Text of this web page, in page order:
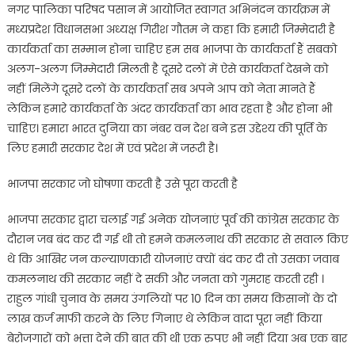
नगर पालिका परिषद पसान में आयोजित स्वागत अभिनंदन कार्यक्रम में
मध्यप्रदेश विधानसभा अध्यक्ष गिरीश गौतम ने कहा कि हमारी जिम्मेदारी है
कार्यकर्ता का सम्मान होना चाहिए हम सब भाजपा के कार्यकर्ता हैं सबको
अलग-अलग जिम्मेदारी मिलती है दूसरे दलों में ऐसे कार्यकर्ता देखने को
नहीं मिलेंगे दूसरे दलों के कार्यकर्ता सब अपने आप को नेता मानते हैं
लेकिन हमारे कार्यकर्ता के अंदर कार्यकर्ता का भाव रहता है और होना भी
चाहिए। हमारा भारत दुनिया का नंबर वन देश बने इस उद्देश्य की पूर्ति के
लिए हमारी सरकार देश में एवं प्रदेश में जरूरी है।
भाजपा सरकार जो घोषणा करती है उसे पूरा करती है
भाजपा सरकार द्वारा चलाई गई अनेक योजनाएं पूर्व की कांग्रेस सरकार के
दौरान जब बंद कर दी गई थी तो हमने कमलनाथ की सरकार से सवाल किए
थे कि आखिर जन कल्याणकारी योजनाएं क्यों बंद कर दी तो उसका जवाब
कमलनाथ की सरकार नहीं दे सकी और जनता को गुमराह करती रही ।
राहुल गांधी चुनाव के समय उंगलियों पर 10 दिन का समय किसानों के दो
लाख कर्ज माफी करने के लिए गिनाए थे लेकिन वादा पूरा नहीं किया
बेरोजगारों को भत्ता देने की बात की थी एक रुपए भी नहीं दिया अब एक बार